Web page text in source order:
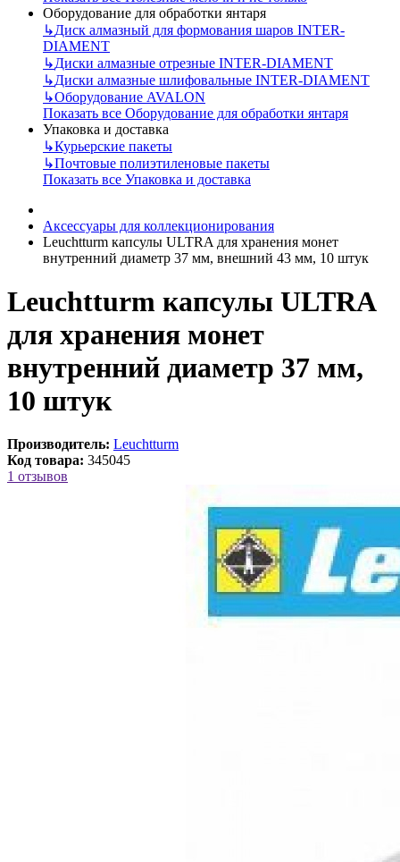
Оборудование для обработки янтаря
↳Диск алмазный для формования шаров INTER-
DIAMENT
↳Диски алмазные отрезные INTER-DIAMENT
↳Диски алмазные шлифовальные INTER-DIAMENT
↳Оборудование AVALON
Показать все Оборудование для обработки янтаря
Упаковка и доставка
↳Курьерские пакеты
↳Почтовые полиэтиленовые пакеты
Показать все Упаковка и доставка
Аксессуары для коллекционирования
Leuchtturm капсулы ULTRA для хранения монет
внутренний диаметр 37 мм, внешний 43 мм, 10 штук
Leuchtturm капсулы ULTRA
для хранения монет
внутренний диаметр 37 мм,
10 штук
Производитель: Leuchtturm
Код товара: 345045
1 отзывов